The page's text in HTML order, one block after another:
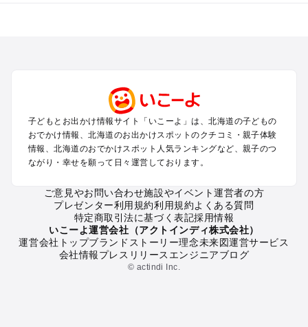
函館・湯の川温泉・大沼・松前のプールお出かけ
帯広・十勝・サホロ・狩勝高原のプールお出かけ
千歳・石狩・空知・美唄のプールお出かけ
小樽・積丹・キロロのプールお出かけ
富良野・美瑛・トマム・占冠のプールお出かけ
知床・ウトロ・羅臼・網走・北見のプールお出かけ
釧路・阿寒・屈斜路・川湯・根室のプールお出かけ
えりも・日高・新冠のプールお出かけ
稚内・宗谷岬・留萌のプールお出かけ
離島（利尻・礼文・天売・焼尻）のプールお出かけ
子どもとお出かけ情報サイト「いこーよ」は、北海道の子どもの
おでかけ情報、北海道のお出かけスポットのクチコミ・親子体験
情報、北海道のおでかけスポット人気ランキングなど、親子のつ
ながり・幸せを願って日々運営しております。
ご意見やお問い合わせ施設やイベント運営者の方
プレゼンター利用規約利用規約よくある質問
特定商取引法に基づく表記採用情報
いこーよ運営会社（アクトインディ株式会社）
運営会社トップブランドストーリー理念未来図運営サービス
会社情報プレスリリース エンジニアブログ
© actindi Inc.